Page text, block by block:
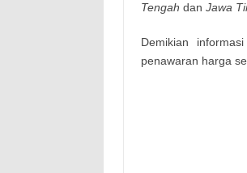
Tengah dan Jawa
Demikian
penawaran harga